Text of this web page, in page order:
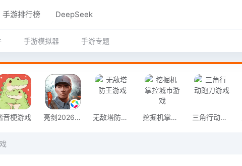
手游排行榜 DeepSeek
手游模拟器 手游专题
音梗游戏 亮剑2026官方版 无敌塔防王游戏 挖掘机掌控城市游戏 三角行动跑刀游戏